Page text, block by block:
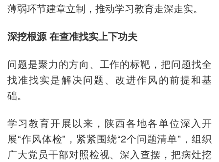
薄弱环节建章立制，推动学习教育走深走实。
深挖根源 在查准找实上下功夫
问题是聚力的方向、工作的标靶，把问题找全
找准找实是解决问题、改进作风的前提和基
础。
学习教育开展以来，陕西各地各单位深入开
展“作风体检”，紧紧围绕“2个问题清单”，组织
广大党员干部对照检视、深入查摆，把病灶挖